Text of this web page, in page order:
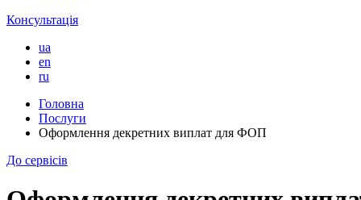
Консультація
ua
en
ru
Головна
Послуги
Оформлення декретних виплат для ФОП
До сервісів